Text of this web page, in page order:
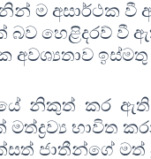
ම අසාර්ථක වී
බව හෙළිදරව් වී
අවශ්‍යතාව
නිකුත් කර
මත්ද්‍රව්‍ය භාවිත
ජාතීන්ගේ මත්